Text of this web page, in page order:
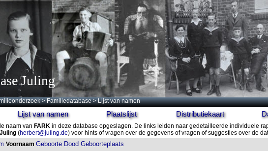
Juling
>Familiedatabase > Lijst van namen
Lijst van namen Plaatslijst Distributiekaart
naam van FARK in deze database opgeslagen. De links leiden naar gedetailleerde individuele
(herbert@juling.de) voor hints of vragen over de gegevens of vragen of suggesties over de
Voornaam Geboorte Dood Geboorteplaats